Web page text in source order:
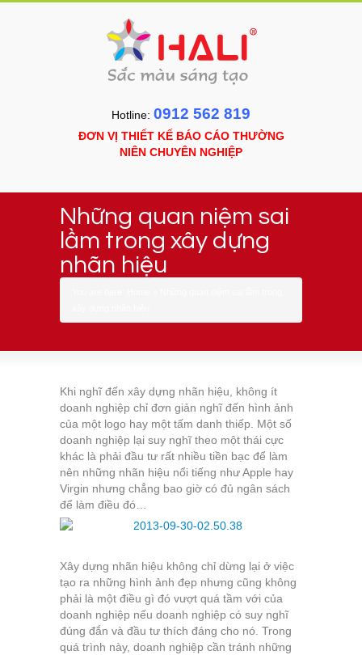
Hotline: 0912 562 819
ĐƠN VỊ THIẾT KẾ BÁO CÁO THƯỜNG
NIÊN CHUYÊN NGHIỆP
Những quan niệm sai
lầm trong xây dựng
nhãn hiệu
Khi nghĩ đến xây dựng nhãn hiệu, không ít
doanh nghiệp chỉ đơn giản nghĩ đến hình ảnh
của một logo hay một tấm danh thiếp. Một số
doanh nghiệp lại suy nghĩ theo một thái cực
khác là phải đầu tư rất nhiều tiền bạc để làm
nên những nhãn hiệu nổi tiếng như Apple hay
Virgin nhưng chẳng bao giờ có đủ ngân sách
để làm điều đó…
Xây dựng nhãn hiệu không chỉ dừng lại ở việc
tạo ra những hình ảnh đẹp nhưng cũng không
phải là một điều gì đó vượt quá tầm với của
doanh nghiệp nếu doanh nghiệp có suy nghĩ
đúng đắn và đầu tư thích đáng cho nó. Trong
quá trình này, doanh nghiệp cần tránh những